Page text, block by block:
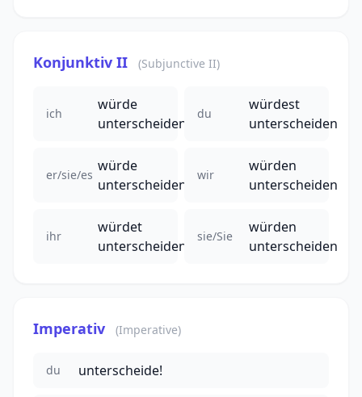
Konjunktiv II (Subjunctive II)
ich
würde
unterscheiden
du
würdest
unterscheiden
er/sie/es
würde
unterscheiden
wir
würden
unterscheiden
ihr
würdet
unterscheiden
sie/Sie
würden
unterscheiden
Imperativ (Imperative)
du unterscheide!